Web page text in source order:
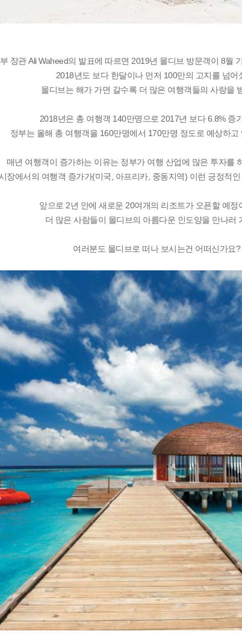
장관 Ali Waheed의 발표에 따르면 2019년 몰디브 방문객이 8월
2018년도 보다 한달이나 먼저 100만의 고지를 넘어
몰디브는 해가 가면 갈수록 더 많은 여행객들의 사랑을
2018년은 총 여행객 140만명으로 2017년 보다 6.8% 증
정부는 올해 총 여행객을 160만명에서 170만명 정도로 예상하고
매년 여행객이 증가하는 이유는 정부가 여행 산업에 많은 투자를
장에서의 여행객 증가가(미국, 아프리카, 중동지역) 이런 긍정적
앞으로 2년 안에 새로운 20여개의 리조트가 오픈할 예정
더 많은 사람들이 몰디브의 아름다운 인도양을 만나러
여러분도 몰디브로 떠나 보시는건 어떠신가요?